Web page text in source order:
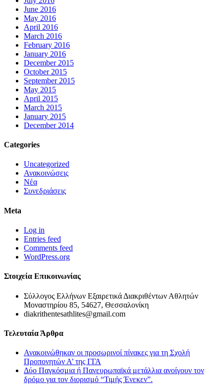
June 2016
May 2016
April 2016
March 2016
February 2016
January 2016
December 2015
October 2015
September 2015
May 2015
April 2015
March 2015
January 2015
December 2014
Categories
Uncategorized
Ανακοινώσεις
Νέα
Συνεδριάσεις
Meta
Log in
Entries feed
Comments feed
WordPress.org
Στοιχεία Επικοινωνίας
Σύλλογος Ελλήνων Εξαιρετικά Διακριθέντων Αθλητών
Μοναστηρίου 85, 54627, Θεσσαλονίκη
diakrithentesathlites@gmail.com
Τελευταία Άρθρα
Ανακοινώθηκαν οι προσωρινοί πίνακες για τη Σχολή
Προπονητών Α’ της ΓΓΑ
Δύο Παγκόσμια ή Πανευρωπαϊκά μετάλλια ανοίγουν τον
δρόμο για τον διορισμό “Τιμής Ένεκεν”.